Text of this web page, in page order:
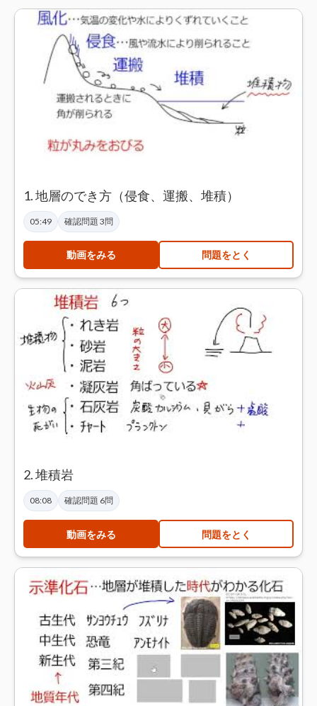
1. 地層のでき方（侵食、運搬、堆積）
05:49 確認問題 3問
動画をみる 問題をとく
2. 堆積岩
08:08 確認問題 6問
動画をみる 問題をとく